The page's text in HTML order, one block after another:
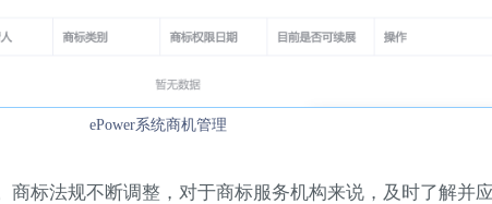
ePower系统商机管理
商标法规不断调整，对于商标服务机构来说，及时了解并